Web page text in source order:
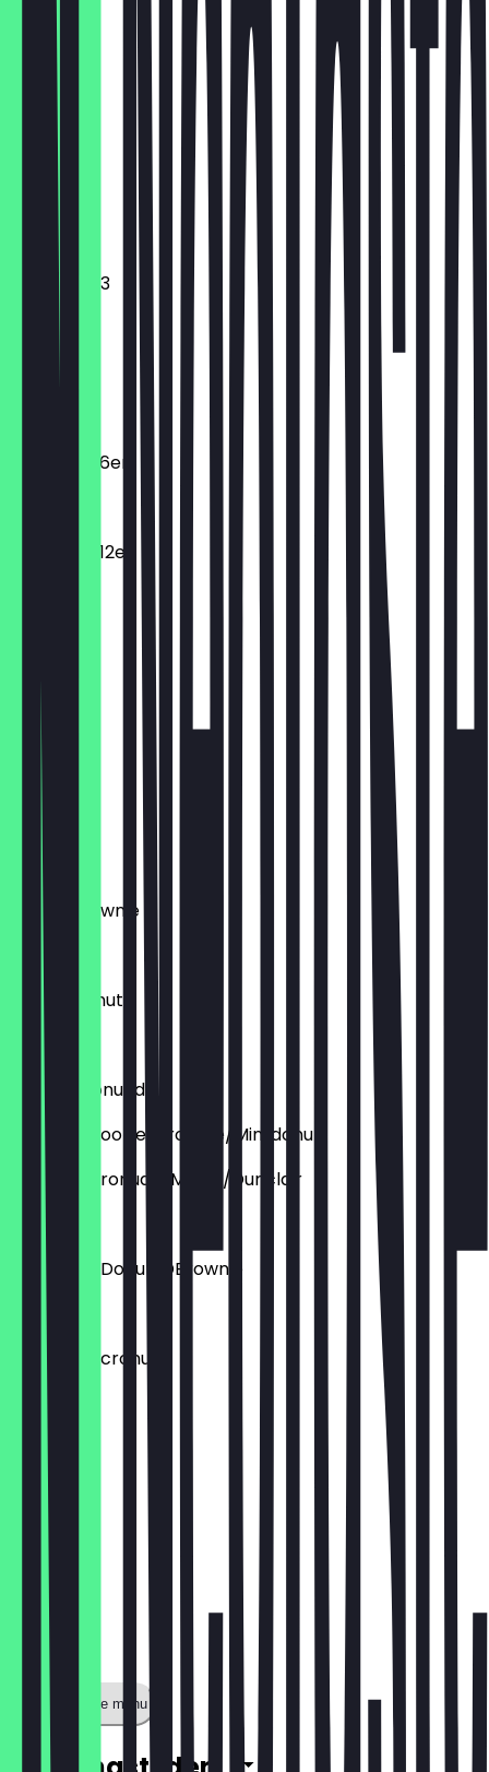
€ 2,95
Cookie
€ 2,95
Muffin
€ 2,95
Mini donut 3
€ 2,95
Macarons
Macarons 6er
Macarons 12er
€ 3,95
€ 2,95
Cronudd
€ 4,45
Deluxe Brownie
€ 3,95
Deluxe Donut
€ 4,45
Deluxe Cronudd
Aufpreis: Cookie/brownie/Mini donut
Aupfreis: Cronudd/Muffin/Dunclair
€ 1,50
Aufpreis: DDonut/DBrownie
€ 1,50
Aufpreis: Dcronudd
€ 1,50
Toon volledige menu